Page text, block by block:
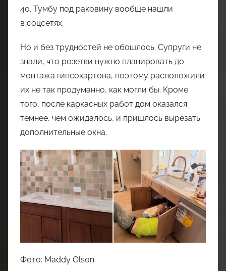
40. Тумбу под раковину вообще нашли
в соцсетях.
Но и без трудностей не обошлось. Супруги не
знали, что розетки нужно планировать до
монтажа гипсокартона, поэтому расположили
их не так продуманно, как могли бы. Кроме
того, после каркасных работ дом оказался
темнее, чем ожидалось, и пришлось вырезать
дополнительные окна.
Фото: Maddy Olson